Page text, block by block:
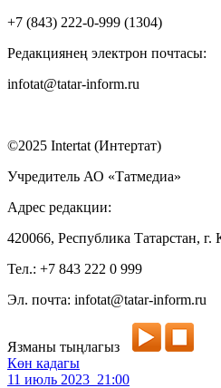
+7 (843) 222-0-999 (1304)
Редакциянең электрон почтасы:
infotat@tatar-inform.ru
©2025 Intertat (Интертат)
Учредитель АО «Татмедиа»
Адрес редакции:
420066, Республика Татарстан, г.
Тел.: +7 843 222 0 999
Эл. почта: infotat@tatar-inform.ru
Язманы тыңлагыз
Көн кадагы
11 июль 2023 21:00